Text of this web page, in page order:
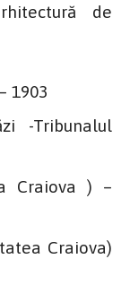
de
1903
-Tribunalul
Craiova ) –
Craiova)